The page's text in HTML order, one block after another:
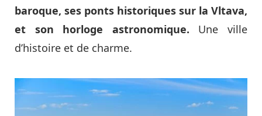
baroque, ses ponts historiques sur la Vltava,
et son horloge astronomique. Une ville
d’histoire et de charme.